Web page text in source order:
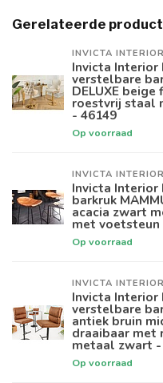
Gerelateerde
INVICTA INTERIOR
Invicta Interior
verstelbare
DELUXE
roestvrij staal
- 46149
Op voorraad
INVICTA INTERIOR
Invicta Interior
barkruk
acacia zwart
met voetsteun
Op voorraad
INVICTA INTERIOR
Invicta Interior
verstelbare
antiek bruin
draaibaar met
metaal zwart -
Op voorraad